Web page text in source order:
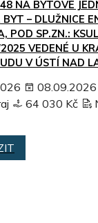
NA BYTOVÉ
– DLUŽNICE
POD SP.ZN.:
VEDENÉ U
V ÚSTÍ NAD
08.09.2026
64 030 Kč